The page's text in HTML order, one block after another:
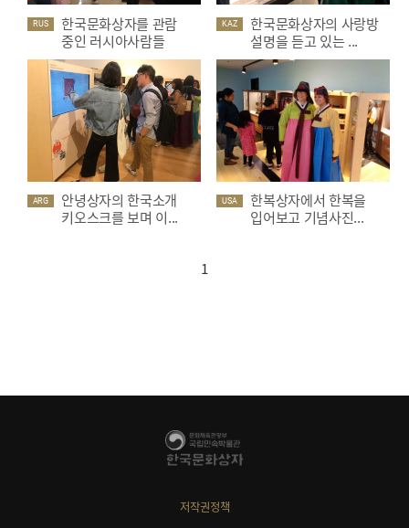
RUS
한국문화상자를 관람
중인 러시아사람들
KAZ
한국문화상자의 사랑방
설명을 듣고 있는 ...
ARG
안녕상자의 한국소개
키오스크를 보며 이...
USA
한복상자에서 한복을
입어보고 기념사진...
1
저작권정책